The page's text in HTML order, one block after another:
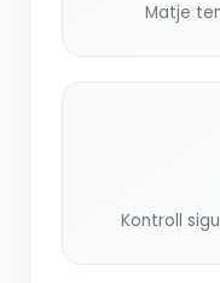
Matje
Kontroll